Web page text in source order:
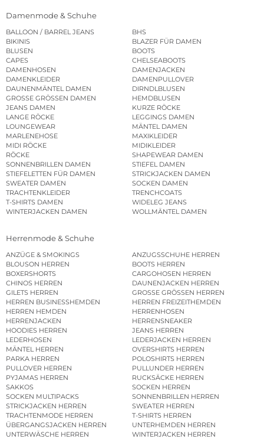
Damenmode & Schuhe
BALLOON / BARREL JEANS
BHS
BIKINIS
BLAZER FÜR DAMEN
BLUSEN
BOOTS
CAPES
CHELSEABOOTS
DAMENHOSEN
DAMENJACKEN
DAMENKLEIDER
DAMENPULLOVER
DAUNENMÄNTEL DAMEN
DIRNDLBLUSEN
GROSSE GRÖSSEN DAMEN
HEMDBLUSEN
JEANS DAMEN
KURZE RÖCKE
LANGE RÖCKE
LEGGINGS DAMEN
LOUNGEWEAR
MÄNTEL DAMEN
MARLENEHOSE
MAXIKLEIDER
MIDI RÖCKE
MIDIKLEIDER
RÖCKE
SHAPEWEAR DAMEN
SONNENBRILLEN DAMEN
STIEFEL DAMEN
STIEFELETTEN FÜR DAMEN
STRICKJACKEN DAMEN
SWEATER DAMEN
SOCKEN DAMEN
TRACHTENKLEIDER
TRENCHCOATS
T-SHIRTS DAMEN
WIDELEG JEANS
WINTERJACKEN DAMEN
WOLLMÄNTEL DAMEN
Herrenmode & Schuhe
ANZÜGE & SMOKINGS
ANZUGSSCHUHE HERREN
BLOUSON HERREN
BOOTS HERREN
BOXERSHORTS
CARGOHOSEN HERREN
CHINOS HERREN
DAUNENJACKEN HERREN
GILETS HERREN
GROSSE GRÖSSEN HERREN
HERREN BUSINESSHEMDEN
HERREN FREIZEITHEMDEN
HERREN HEMDEN
HERRENHOSEN
HERRENJACKEN
HERRENSNEAKER
HOODIES HERREN
JEANS HERREN
LEDERHOSEN
LEDERJACKEN HERREN
MÄNTEL HERREN
OVERSHIRTS HERREN
PARKA HERREN
POLOSHIRTS HERREN
PULLOVER HERREN
PULLUNDER HERREN
PYJAMAS HERREN
RUCKSÄCKE HERREN
SAKKOS
SOCKEN HERREN
SOCKEN MULTIPACKS
SONNENBRILLEN HERREN
STRICKJACKEN HERREN
SWEATER HERREN
TRACHTENMODE HERREN
T-SHIRTS HERREN
ÜBERGANGSJACKEN HERREN
UNTERHEMDEN HERREN
UNTERWÄSCHE HERREN
WINTERJACKEN HERREN